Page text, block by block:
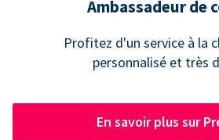
Ambassadeur de
Profitez d'un service à la
personnalisé et très
En savoir plus sur